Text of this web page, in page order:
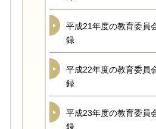
平成21年度の教育委員
録
平成22年度の教育委員
録
平成23年度の教育委員
録